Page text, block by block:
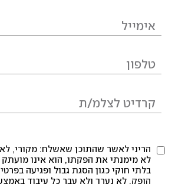
הריני לאשר שהתוכן שאשלח: מקורי, לא
לא מימנתי את הפקתו, הוא אינו מועתק
בלתי חוקי כגון הסגת גבול ופגיעה
הופק, לא נערך ולא עבר כל עיבוד